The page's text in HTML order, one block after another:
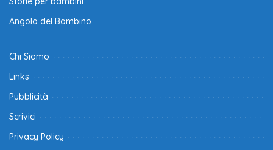
Angolo del Bambino
Chi Siamo
Links
Pubblicità
Scrivici
Privacy Policy